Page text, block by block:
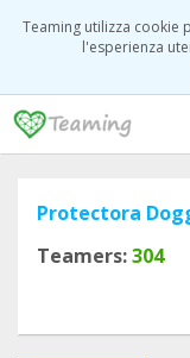
Teaming utilizza
l'esperienza
Protectora
Teamers:304